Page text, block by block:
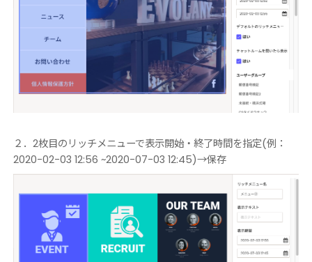
２．2枚目のリッチメニューで表示開始・終了時間を指定(例：
2020-02-03 12:56 ~2020-07-03 12:45)→保存